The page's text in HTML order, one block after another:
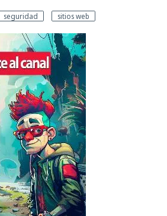
seguridad sitios web